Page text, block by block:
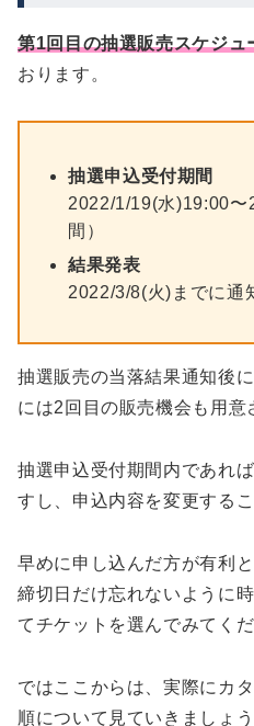
第1回目の抽選販売スケジュ
おります。
抽選申込受付期間
2022/1/19(水)19:00〜
間）
結果発表
2022/3/8(火)までに通
抽選販売の当落結果通知後
には2回目の販売機会も用意
抽選申込受付期間内であれ
すし、申込内容を変更する
早めに申し込んだ方が有利
締切日だけ忘れないように
てチケットを選んでみてくだ
ではここからは、実際にカ
順について見ていきましょう